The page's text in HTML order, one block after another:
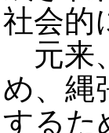
社会的
元来
め、縄
するた